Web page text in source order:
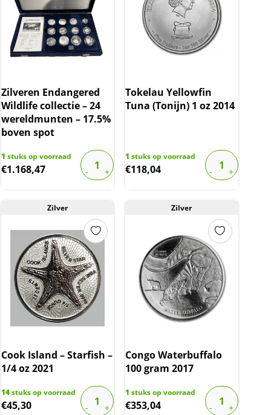
Zilveren Endangered
Wildlife collectie – 24
wereldmunten – 17.5%
boven spot
1 stuks op voorraad
€1.168,47
Tokelau Yellowfin
Tuna (Tonijn) 1 oz 2014
1 stuks op voorraad
€118,04
Zilver
Cook Island – Starfish –
1/4 oz 2021
14stuks op voorraad
€45,30
Zilver
Congo Waterbuffalo
100 gram 2017
1 stuks op voorraad
€353,04